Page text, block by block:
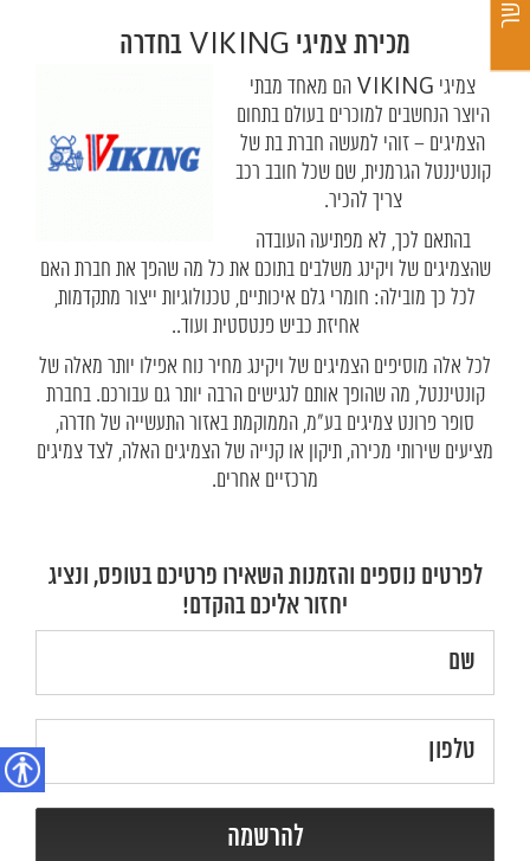
מכירת צמיגי VIKING בחדרה
צמיגי VIKING הם מאחד מבתי
היוצר הנחשבים למוכרים בעולם בתחום
הצמיגים – זוהי למעשה חברת בת של
קונטיננטל הגרמנית, שם שכל חובב רכב
צריך להכיר.
בהתאם לכך, לא מפתיעה העובדה
שהצמיגים של ויקינג משלבים בתוכם את כל מה שהפך את חברת האם
לכל כך מובילה: חומרי גלם איכותיים, טכנולוגיות ייצור מתקדמות,
אחיזת כביש פנטסטית ועוד..
לכל אלה מוסיפים הצמיגים של ויקינג מחיר נוח אפילו יותר מאלה של
קונטיננטל, מה שהופך אותם לנגישים הרבה יותר גם עבורכם. בחברת
סופר פרונט צמיגים בע"מ, הממוקמת באזור התעשייה של חדרה,
מציעים שירותי מכירה, תיקון או קנייה של הצמיגים האלה, לצד צמיגים
מרכזיים אחרים.
לפרטים נוספים והזמנות השאירו פרטיכם בטופס, ונציג
יחזור אליכם בהקדם!